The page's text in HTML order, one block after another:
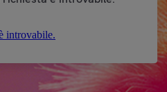
introvabile.